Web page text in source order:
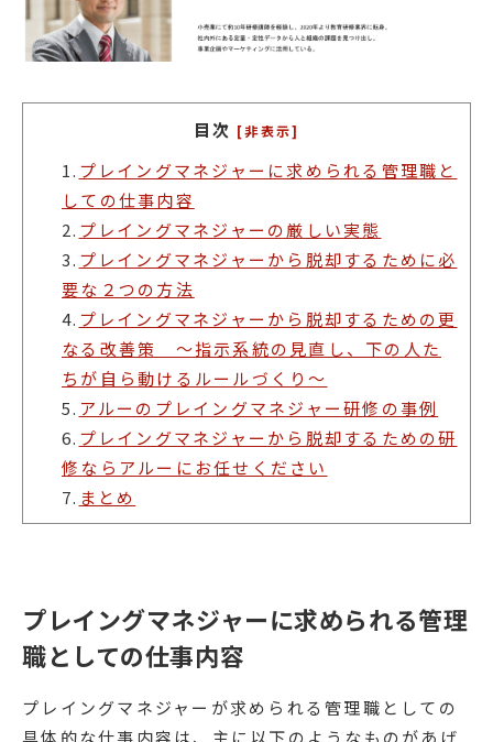
目次 [非表示]
1. プレイングマネジャーに求められる管理職と
しての仕事内容
2. プレイングマネジャーの厳しい実態
3. プレイングマネジャーから脱却するために必
要な２つの方法
4. プレイングマネジャーから脱却するための更
なる改善策 ～指示系統の見直し、下の人た
ちが自ら動けるルールづくり～
5. アルーのプレイングマネジャー研修の事例
6. プレイングマネジャーから脱却するための研
修ならアルーにお任せください
7. まとめ
プレイングマネジャーに求められる管理
職としての仕事内容
プレイングマネジャーが求められる管理職としての
具体的な仕事内容は、主に以下のようなものがあげ